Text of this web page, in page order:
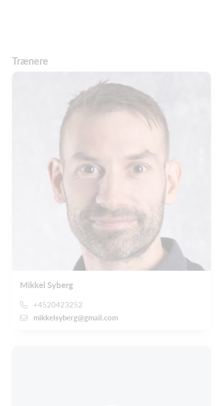
Trænere
Mikkel Syberg
+4520423252
mikkelsyberg@gmail.com